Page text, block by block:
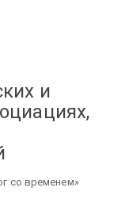
и
со временем»